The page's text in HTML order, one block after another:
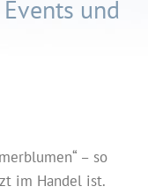
und
– so
im Handel ist.